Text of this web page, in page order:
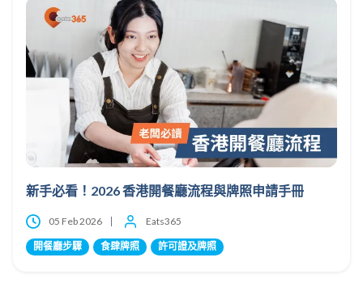
新手必看！2026 香港開餐廳流程與牌照申請手冊
05 Feb 2026 Eats365
開餐廳步驟 食肆牌照 許可證及牌照